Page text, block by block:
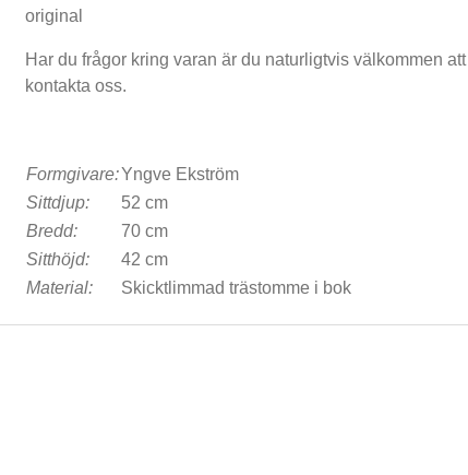
original
Har du frågor kring varan är du naturligtvis välkommen att
kontakta oss.
Formgivare:Yngve Ekström
Sittdjup:
52 cm
Bredd:
70 cm
Sitthöjd:
42 cm
Material:
Skicktlimmad trästomme i bok